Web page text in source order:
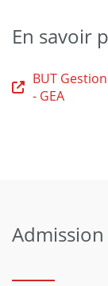
En savoir
BUT
- GEA
Admission